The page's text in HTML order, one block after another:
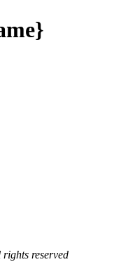
reserved